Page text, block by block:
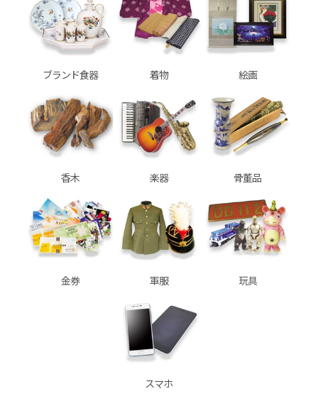
ブランド食器 着物 絵画
香木 楽器 骨董品
金券 軍服 玩具
スマホ